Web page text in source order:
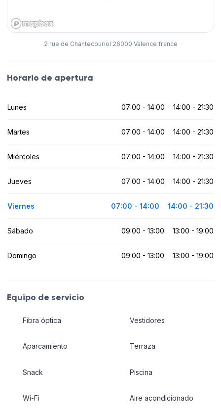
2 rue de Chantecouriol 26000 Valence france
Horario de apertura
Lunes 07:00 - 14:00 14:00 - 21:30
Martes 07:00 - 14:00 14:00 - 21:30
Miércoles 07:00 - 14:00 14:00 - 21:30
Jueves 07:00 - 14:00 14:00 - 21:30
Viernes 07:00 - 14:00 14:00 - 21:30
Sábado 09:00 - 13:00 13:00 - 19:00
Domingo 09:00 - 13:00 13:00 - 19:00
Equipo de servicio
Fibra óptica
Aparcamiento
Snack
Wi-Fi
Vestidores
Terraza
Piscina
Aire acondicionado